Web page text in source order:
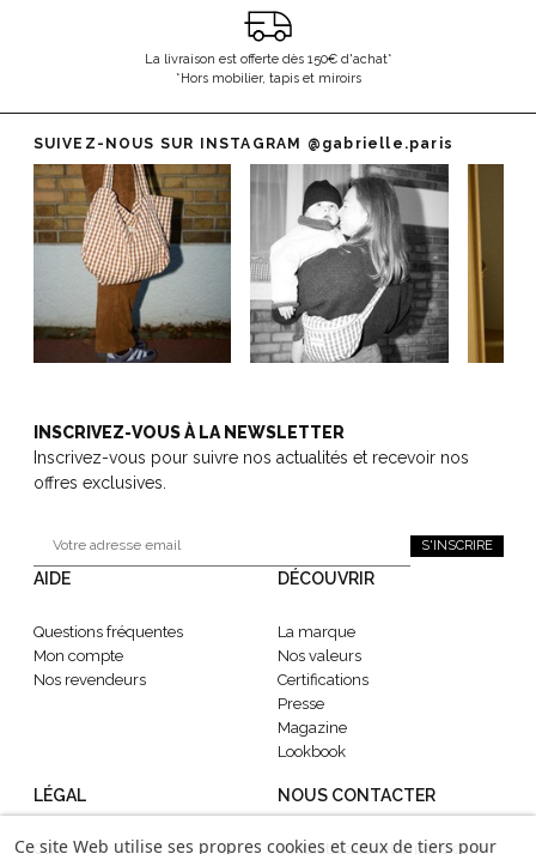
La livraison est offerte dès 150€ d'achat*
*Hors mobilier, tapis et miroirs
SUIVEZ-NOUS SUR INSTAGRAM @gabrielle.paris
INSCRIVEZ-VOUS À LA NEWSLETTER
Inscrivez-vous pour suivre nos actualités et recevoir nos
offres exclusives.
S'INSCRIRE
AIDE
Questions fréquentes
Mon compte
Nos revendeurs
DÉCOUVRIR
La marque
Nos valeurs
Certifications
Presse
Magazine
Lookbook
LÉGAL
CGV
NOUS CONTACTER
contact@gabrielle-paris.com
Ce site Web utilise ses propres cookies et ceux de tiers pour